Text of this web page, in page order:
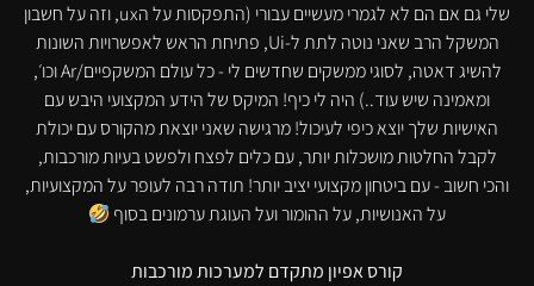
שלי גם אם הם לא לגמרי מעשיים עבורי (התפקסות על הux, וזה על חשבון
המשקל הרב שאני נוטה לתת ל-Ui, פתיחת הראש לאפשרויות השונות
להשיג דאטה, לסוגי ממשקים שחדשים לי - כל עולם המשקפיים/ar וכו׳,
ומאמינה שיש עוד..) היה לי כיף! המיקס של הידע המקצועי היבש עם
האישיות שלך יוצא כיפי לעיכול! מרגישה שאני יוצאת מהקורס עם יכולת
לקבל החלטות מושכלות יותר, עם כלים לפצח ולפשט בעיות מורכבות,
והכי חשוב - עם ביטחון מקצועי יציב יותר! תודה רבה לעופר על המקצועיות,
על האנושיות, על ההומור ועל העוגת ערמונים בסוף
קורס אפיון מתקדם למערכות מורכבות